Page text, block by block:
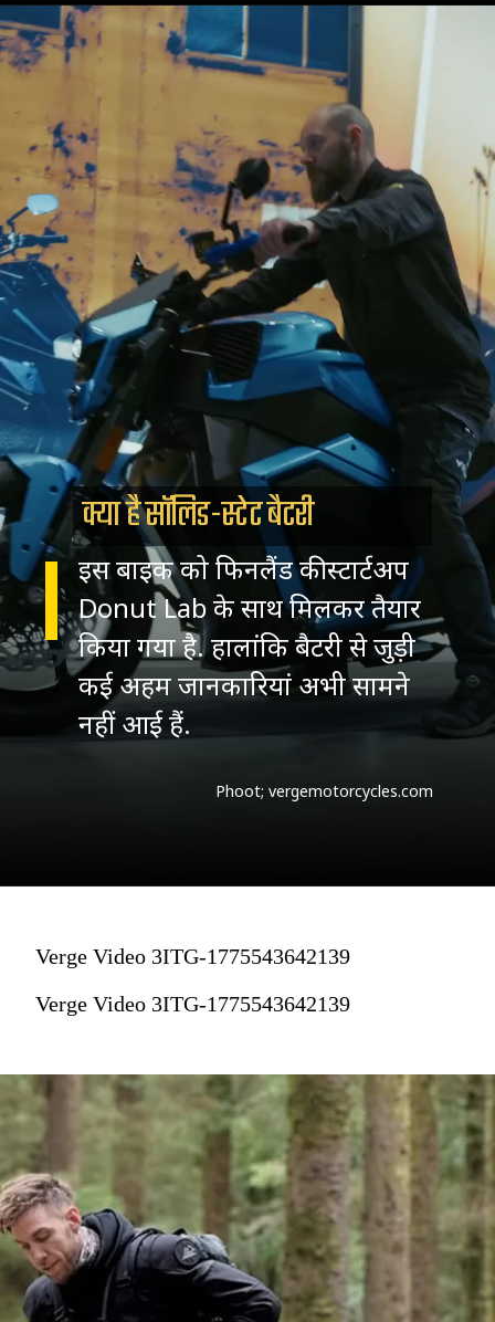
क्या है सॉलिड-स्टेट बैटरी
इस बाइक को फिनलैंड की स्टार्टअप
Donut Lab के साथ मिलकर तैयार
किया गया है. हालांकि बैटरी से जुड़ी
कई अहम जानकारियां अभी सामने
नहीं आई हैं.
Phoot; vergemotorcycles.com
Verge Video 3ITG-1775543642139
Verge Video 3ITG-1775543642139